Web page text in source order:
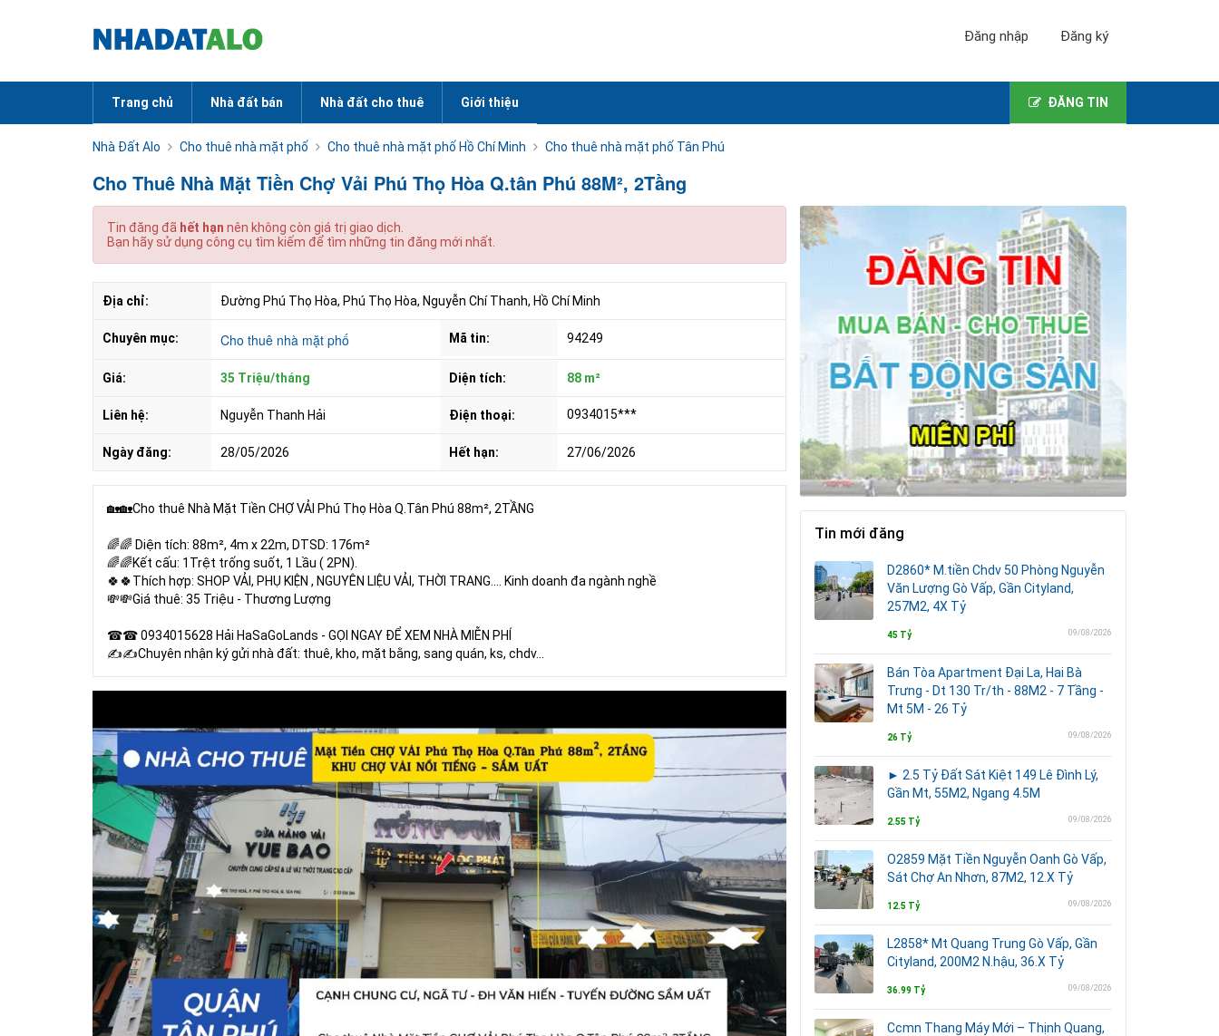
Đăng nhập Đăng ký
Trang chủ Nhà đất bán Nhà đất cho thuê Giới thiệu ĐĂNG TIN
Nhà Đất Alo Cho thuê nhà mặt phố Cho thuê nhà mặt phố Hồ Chí Minh Cho thuê nhà mặt phố Tân Phú
Cho Thuê Nhà Mặt Tiền Chợ Vải Phú Thọ Hòa Q.tân Phú 88M², 2Tầng
Tin đăng đã hết hạn nên không còn giá trị giao dịch.
Bạn hãy sử dụng công cụ tìm kiếm để tìm những tin đăng mới nhất.
Địa chỉ: Đường Phú Thọ Hòa, Phú Thọ Hòa, Nguyễn Chí Thanh, Hồ Chí Minh
Chuyên mục: Cho thuê nhà mặt phố Mã tin: 94249
Giá: 35 Triệu/tháng Diện tích: 88 m²
Liên hệ: Nguyễn Thanh Hải Điện thoại: 0934015***
Ngày đăng: 28/05/2026 Hết hạn: 27/06/2026
🏡🏡Cho thuê Nhà Mặt Tiền CHỢ VẢI Phú Thọ Hòa Q.Tân Phú 88m², 2TẦNG
🌈🌈 Diện tích: 88m², 4m x 22m, DTSD: 176m²
🌈🌈Kết cấu: 1Trệt trống suốt, 1 Lầu ( 2PN).
🍀🍀Thích hợp: SHOP VẢI, PHỤ KIỆN , NGUYÊN LIỆU VẢI, THỜI TRANG.... Kinh doanh đa ngành nghề
💸💸Giá thuê: 35 Triệu - Thương Lượng
☎☎ 0934015628 Hải HaSaGoLands - GỌI NGAY ĐỂ XEM NHÀ MIỄN PHÍ
✍️✍️Chuyên nhận ký gửi nhà đất: thuê, kho, mặt bằng, sang quán, ks, chdv...
Tin mới đăng
D2860* M.tiền Chdv 50 Phòng Nguyễn
Văn Lượng Gò Vấp, Gần Cityland,
257M2, 4X Tỷ
45 Tỷ 09/08/2026
Bán Tòa Apartment Đại La, Hai Bà
Trưng - Dt 130 Tr/th - 88M2 - 7 Tầng -
Mt 5M - 26 Tỷ
26 Tỷ 09/08/2026
► 2.5 Tỷ Đất Sát Kiệt 149 Lê Đình Lý,
Gần Mt, 55M2, Ngang 4.5M
2.55 Tỷ 09/08/2026
O2859 Mặt Tiền Nguyễn Oanh Gò Vấp,
Sát Chợ An Nhơn, 87M2, 12.X Tỷ
12.5 Tỷ 09/08/2026
L2858* Mt Quang Trung Gò Vấp, Gần
Cityland, 200M2 N.hậu, 36.X Tỷ
36.99 Tỷ 09/08/2026
Ccmn Thang Máy Mới – Thịnh Quang,